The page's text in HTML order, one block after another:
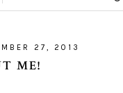
27, 2013
ME!